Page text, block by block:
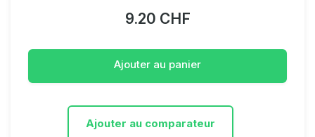
9.20 CHF
Ajouter au panier
Ajouter au comparateur